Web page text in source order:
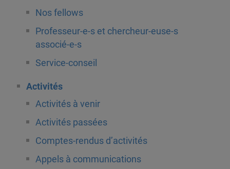
Nos fellows
Professeur-e-s et chercheur-euse-s
associé-e-s
Service-conseil
Activités
Activités à venir
Activités passées
Comptes-rendus d’activités
Appels à communications